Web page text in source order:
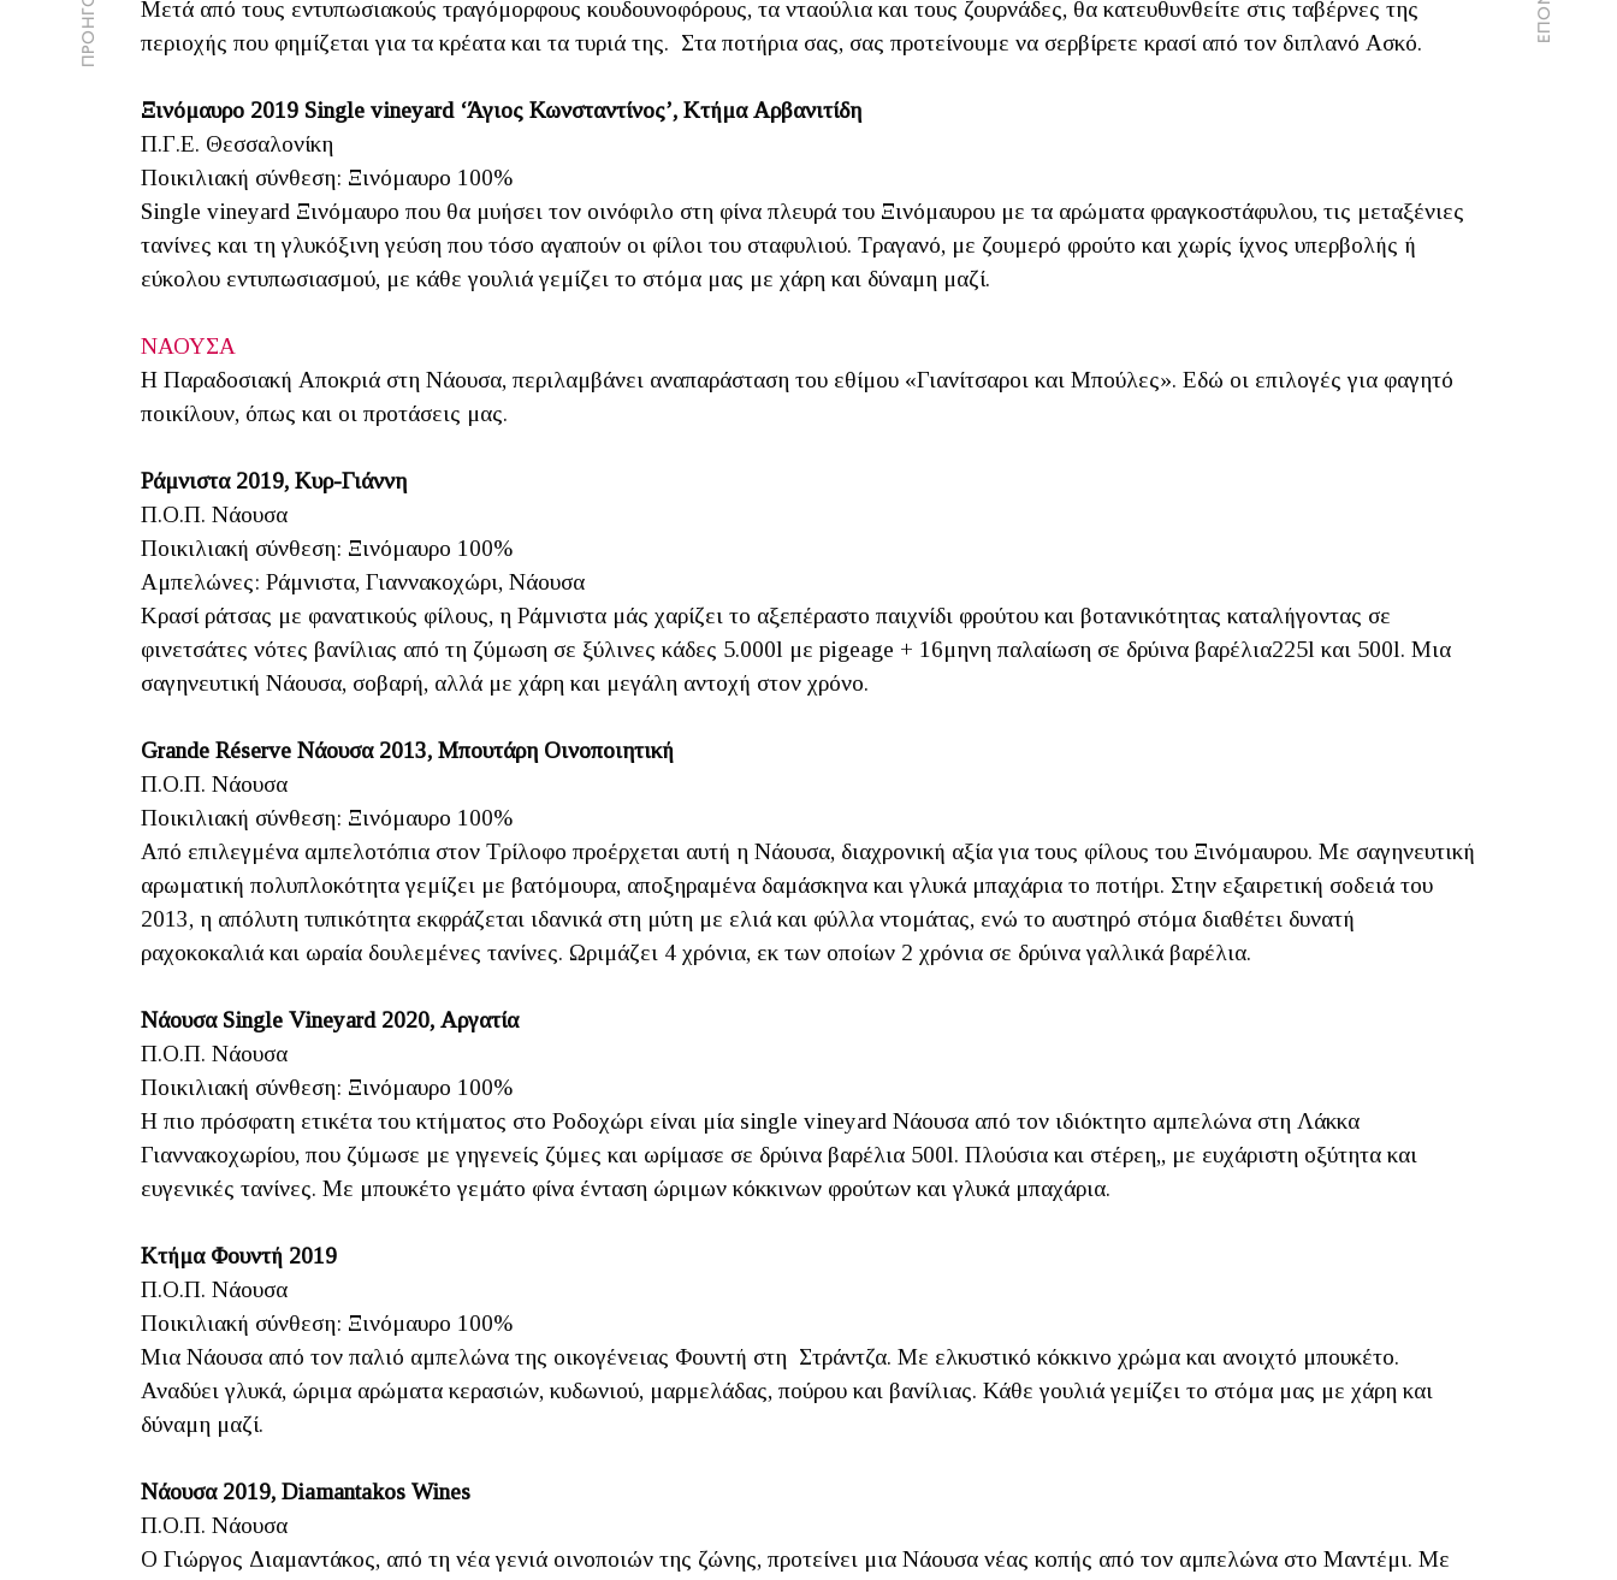
Μετά από τους εντυπωσιακούς τραγόμορφους κουδουνοφόρους, τα νταούλια και τους ζουρνάδες, θα κατευθυνθείτε στις ταβέρνες της
περιοχής που φημίζεται για τα κρέατα και τα τυριά της. Στα ποτήρια σας, σας προτείνουμε να σερβίρετε κρασί από τον διπλανό Ασκό.
Ξινόμαυρο 2019 Single vineyard ‘Άγιος Κωνσταντίνος’, Κτήμα Αρβανιτίδη
Π.Γ.Ε. Θεσσαλονίκη
Ποικιλιακή σύνθεση: Ξινόμαυρο 100%
Single vineyard Ξινόμαυρο που θα μυήσει τον οινόφιλο στη φίνα πλευρά του Ξινόμαυρου με τα αρώματα φραγκοστάφυλου, τις μεταξένιες
τανίνες και τη γλυκόξινη γεύση που τόσο αγαπούν οι φίλοι του σταφυλιού. Τραγανό, με ζουμερό φρούτο και χωρίς ίχνος υπερβολής ή
εύκολου εντυπωσιασμού, με κάθε γουλιά γεμίζει το στόμα μας με χάρη και δύναμη μαζί.
ΝΑΟΥΣΑ
Η Παραδοσιακή Αποκριά στη Νάουσα, περιλαμβάνει αναπαράσταση του εθίμου «Γιανίτσαροι και Μπούλες». Εδώ οι επιλογές για φαγητό
ποικίλουν, όπως και οι προτάσεις μας.
Ράμνιστα 2019, Κυρ-Γιάννη
Π.Ο.Π. Νάουσα
Ποικιλιακή σύνθεση: Ξινόμαυρο 100%
Αμπελώνες: Ράμνιστα, Γιαννακοχώρι, Νάουσα
Κρασί ράτσας με φανατικούς φίλους, η Ράμνιστα μάς χαρίζει το αξεπέραστο παιχνίδι φρούτου και βοτανικότητας καταλήγοντας σε
φινετσάτες νότες βανίλιας από τη ζύμωση σε ξύλινες κάδες 5.000l με pigeage + 16μηνη παλαίωση σε δρύινα βαρέλια225l και 500l. Μια
σαγηνευτική Νάουσα, σοβαρή, αλλά με χάρη και μεγάλη αντοχή στον χρόνο.
Grande Réserve Νάουσα 2013, Μπουτάρη Οινοποιητική
Π.Ο.Π. Νάουσα
Ποικιλιακή σύνθεση: Ξινόμαυρο 100%
Από επιλεγμένα αμπελοτόπια στον Τρίλοφο προέρχεται αυτή η Νάουσα, διαχρονική αξία για τους φίλους του Ξινόμαυρου. Με σαγηνευτική
αρωματική πολυπλοκότητα γεμίζει με βατόμουρα, αποξηραμένα δαμάσκηνα και γλυκά μπαχάρια το ποτήρι. Στην εξαιρετική σοδειά του
2013, η απόλυτη τυπικότητα εκφράζεται ιδανικά στη μύτη με ελιά και φύλλα ντομάτας, ενώ το αυστηρό στόμα διαθέτει δυνατή
ραχοκοκαλιά και ωραία δουλεμένες τανίνες. Ωριμάζει 4 χρόνια, εκ των οποίων 2 χρόνια σε δρύινα γαλλικά βαρέλια.
Νάουσα Single Vineyard 2020, Αργατία
Π.Ο.Π. Νάουσα
Ποικιλιακή σύνθεση: Ξινόμαυρο 100%
Η πιο πρόσφατη ετικέτα του κτήματος στο Ροδοχώρι είναι μία single vineyard Νάουσα από τον ιδιόκτητο αμπελώνα στη Λάκκα
Γιαννακοχωρίου, που ζύμωσε με γηγενείς ζύμες και ωρίμασε σε δρύινα βαρέλια 500l. Πλούσια και στέρεη,, με ευχάριστη οξύτητα και
ευγενικές τανίνες. Με μπουκέτο γεμάτο φίνα ένταση ώριμων κόκκινων φρούτων και γλυκά μπαχάρια.
Κτήμα Φουντή 2019
Π.Ο.Π. Νάουσα
Ποικιλιακή σύνθεση: Ξινόμαυρο 100%
Μια Νάουσα από τον παλιό αμπελώνα της οικογένειας Φουντή στη Στράντζα. Με ελκυστικό κόκκινο χρώμα και ανοιχτό μπουκέτο.
Αναδύει γλυκά, ώριμα αρώματα κερασιών, κυδωνιού, μαρμελάδας, πούρου και βανίλιας. Κάθε γουλιά γεμίζει το στόμα μας με χάρη και
δύναμη μαζί.
Νάουσα 2019, Diamantakos Wines
Π.Ο.Π. Νάουσα
Ο Γιώργος Διαμαντάκος, από τη νέα γενιά οινοποιών της ζώνης, προτείνει μια Νάουσα νέας κοπής από τον αμπελώνα στο Μαντέμι. Με